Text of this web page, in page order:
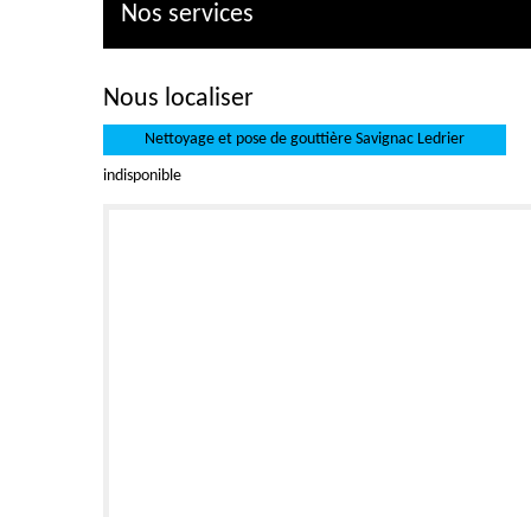
Nos services
Nous localiser
Nettoyage et pose de gouttière Savignac Ledrier
indisponible